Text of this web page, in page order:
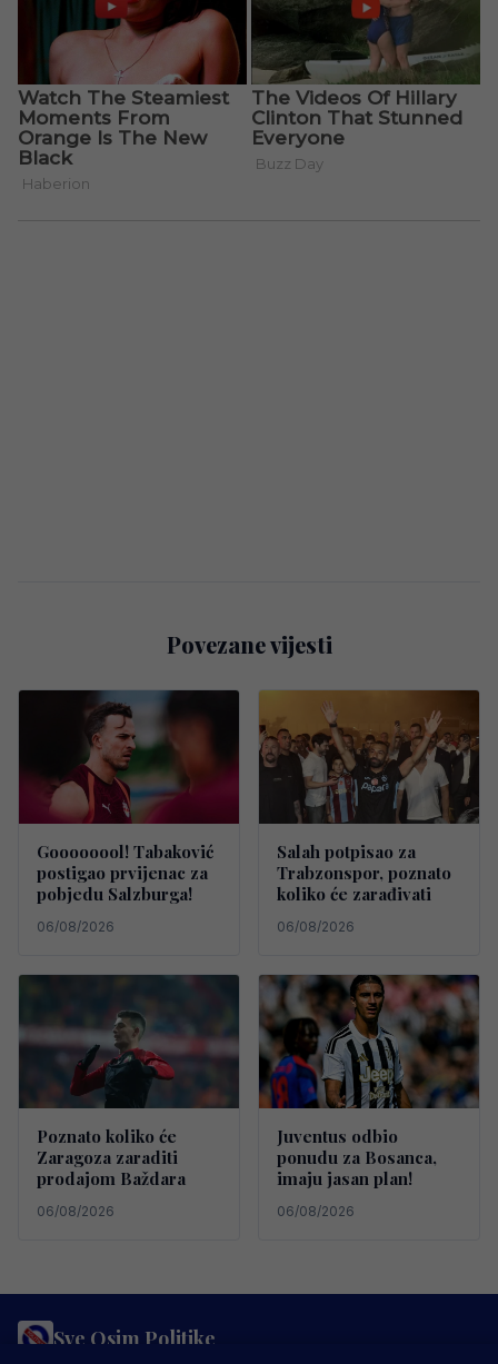
Povezane vijesti
Goooooool! Tabaković
postigao prvijenac za
pobjedu Salzburga!
06/08/2026
Salah potpisao za
Trabzonspor, poznato
koliko će zarađivati
06/08/2026
Poznato koliko će
Zaragoza zaraditi
prodajom Baždara
06/08/2026
Juventus odbio
ponudu za Bosanca,
imaju jasan plan!
06/08/2026
Sve Osim Politike